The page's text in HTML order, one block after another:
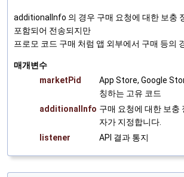
additionalInfo 의 경우 구매 요청에 대한 보충
포함되어 전송되지만
프로모 코드 구매 처럼 앱 외부에서 구매 등의
매개변수
marketPid
App Store, Google
칭하는 고유 코드
additionalInfo 구매 요청에 대한 보충
자가 지정합니다.
listener
API 결과 통지